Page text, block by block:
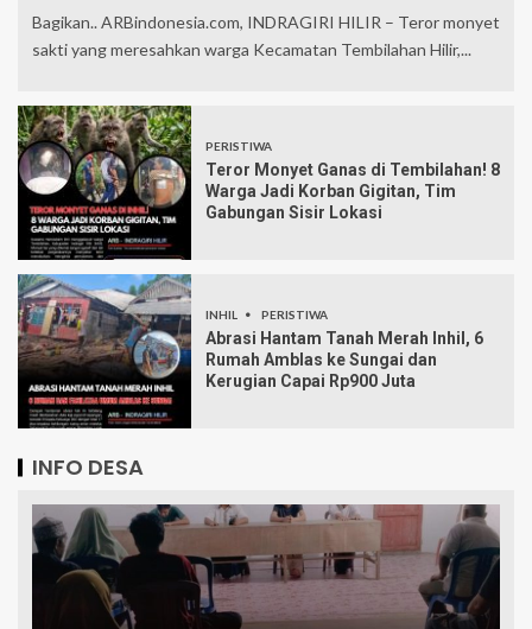
Bagikan.. ARBindonesia.com, INDRAGIRI HILIR – Teror monyet
sakti yang meresahkan warga Kecamatan Tembilahan Hilir,...
PERISTIWA
Teror Monyet Ganas di Tembilahan! 8
Warga Jadi Korban Gigitan, Tim
Gabungan Sisir Lokasi
INHIL PERISTIWA
Abrasi Hantam Tanah Merah Inhil, 6
Rumah Amblas ke Sungai dan
Kerugian Capai Rp900 Juta
INFO DESA